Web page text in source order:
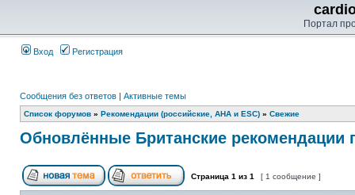
Портал
Вход Регистрация
Сообщения без ответов | Активные темы
Список форумов » Рекомендации (российские, AHA и ESC) » Свежие
Обновлённые Британские рекомендации
Страница 1 из 1 [ 1 сообщение ]